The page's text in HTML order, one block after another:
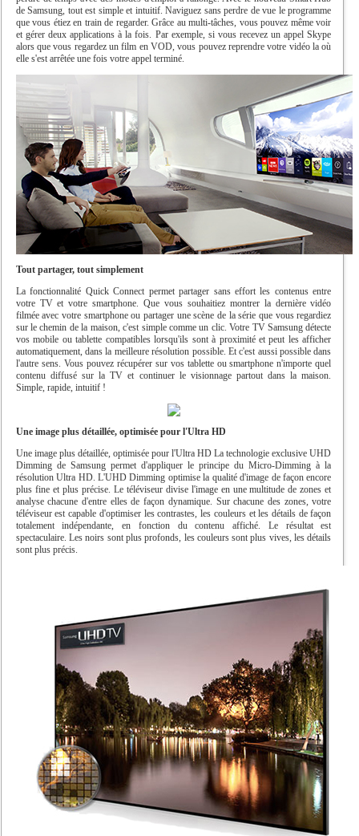
de Samsung, tout est simple et intuitif. Naviguez sans perdre de vue le programme
que vous étiez en train de regarder. Grâce au multi-tâches, vous pouvez même voir
et gérer deux applications à la fois. Par exemple, si vous recevez un appel Skype
alors que vous regardez un film en VOD, vous pouvez reprendre votre vidéo la où
elle s'est arrêtée une fois votre appel terminé.
Tout partager, tout simplement
La fonctionnalité Quick Connect permet partager sans effort les contenus entre
votre TV et votre smartphone. Que vous souhaitiez montrer la dernière vidéo
filmée avec votre smartphone ou partager une scène de la série que vous regardiez
sur le chemin de la maison, c'est simple comme un clic. Votre TV Samsung détecte
vos mobile ou tablette compatibles lorsqu'ils sont à proximité et peut les afficher
automatiquement, dans la meilleure résolution possible. Et c'est aussi possible dans
l'autre sens. Vous pouvez récupérer sur vos tablette ou smartphone n'importe quel
contenu diffusé sur la TV et continuer le visionnage partout dans la maison.
Simple, rapide, intuitif !
Une image plus détaillée, optimisée pour l'Ultra HD
Une image plus détaillée, optimisée pour l'Ultra HD La technologie exclusive UHD
Dimming de Samsung permet d'appliquer le principe du Micro-Dimming à la
résolution Ultra HD. L'UHD Dimming optimise la qualité d'image de façon encore
plus fine et plus précise. Le téléviseur divise l'image en une multitude de zones et
analyse chacune d'entre elles de façon dynamique. Sur chacune des zones, votre
téléviseur est capable d'optimiser les contrastes, les couleurs et les détails de façon
totalement indépendante, en fonction du contenu affiché. Le résultat est
spectaculaire. Les noirs sont plus profonds, les couleurs sont plus vives, les détails
sont plus précis.